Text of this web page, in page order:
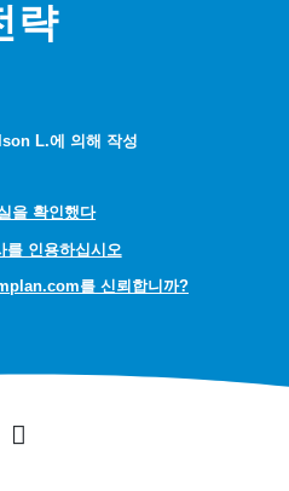
략
L.에 의해 작성
을 확인했다
를 인용하십시오
를 신뢰합니까?